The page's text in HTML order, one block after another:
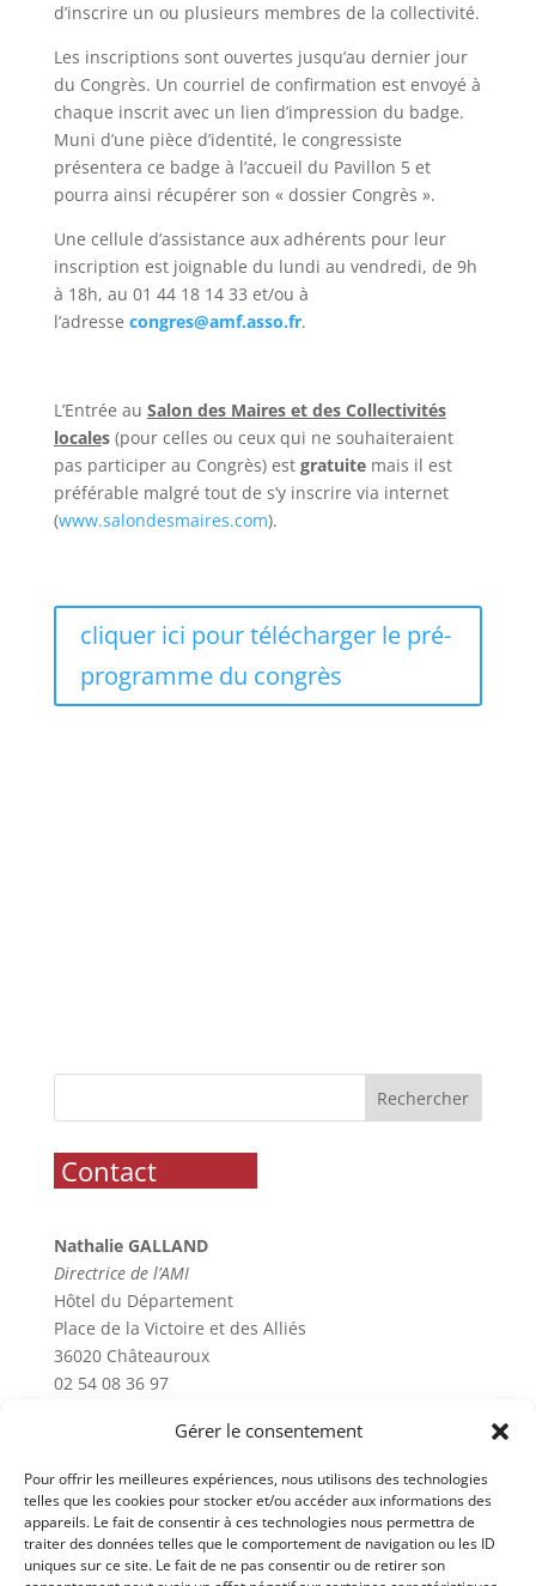
Gérer le consentement
Pour offrir les meilleures expériences, nous utilisons des technologies
telles que les cookies pour stocker et/ou accéder aux informations des
appareils. Le fait de consentir à ces technologies nous permettra de
traiter des données telles que le comportement de navigation ou les ID
uniques sur ce site. Le fait de ne pas consentir ou de retirer son
d’inscrire un ou plusieurs membres de la collectivité.
Les inscriptions sont ouvertes jusqu’au dernier jour
du Congrès. Un courriel de confirmation est envoyé à
chaque inscrit avec un lien d’impression du badge.
Muni d’une pièce d’identité, le congressiste
présentera ce badge à l’accueil du Pavillon 5 et
pourra ainsi récupérer son « dossier Congrès ».
Une cellule d’assistance aux adhérents pour leur
inscription est joignable du lundi au vendredi, de 9h
à 18h, au 01 44 18 14 33 et/ou à
l’adresse congres@amf.asso.fr.
L’Entrée au Salon des Maires et des Collectivités
locales (pour celles ou ceux qui ne souhaiteraient
pas participer au Congrès) est gratuitemais il est
préférable malgré tout de s’y inscrire via internet
(www.salondesmaires.com).
cliquer ici pour télécharger le pré-
programme du congrès
Rechercher
Contact..............
Nathalie GALLAND
Directrice de l’AMI
Hôtel du Département
Place de la Victoire et des Alliés
36020 Châteauroux
02 54 08 36 97
..............
Lundi 9h-12h - 14h-17h
Mardi 9h-12h - 14h-17h
Mercredi 9h-12h - 14h-17h